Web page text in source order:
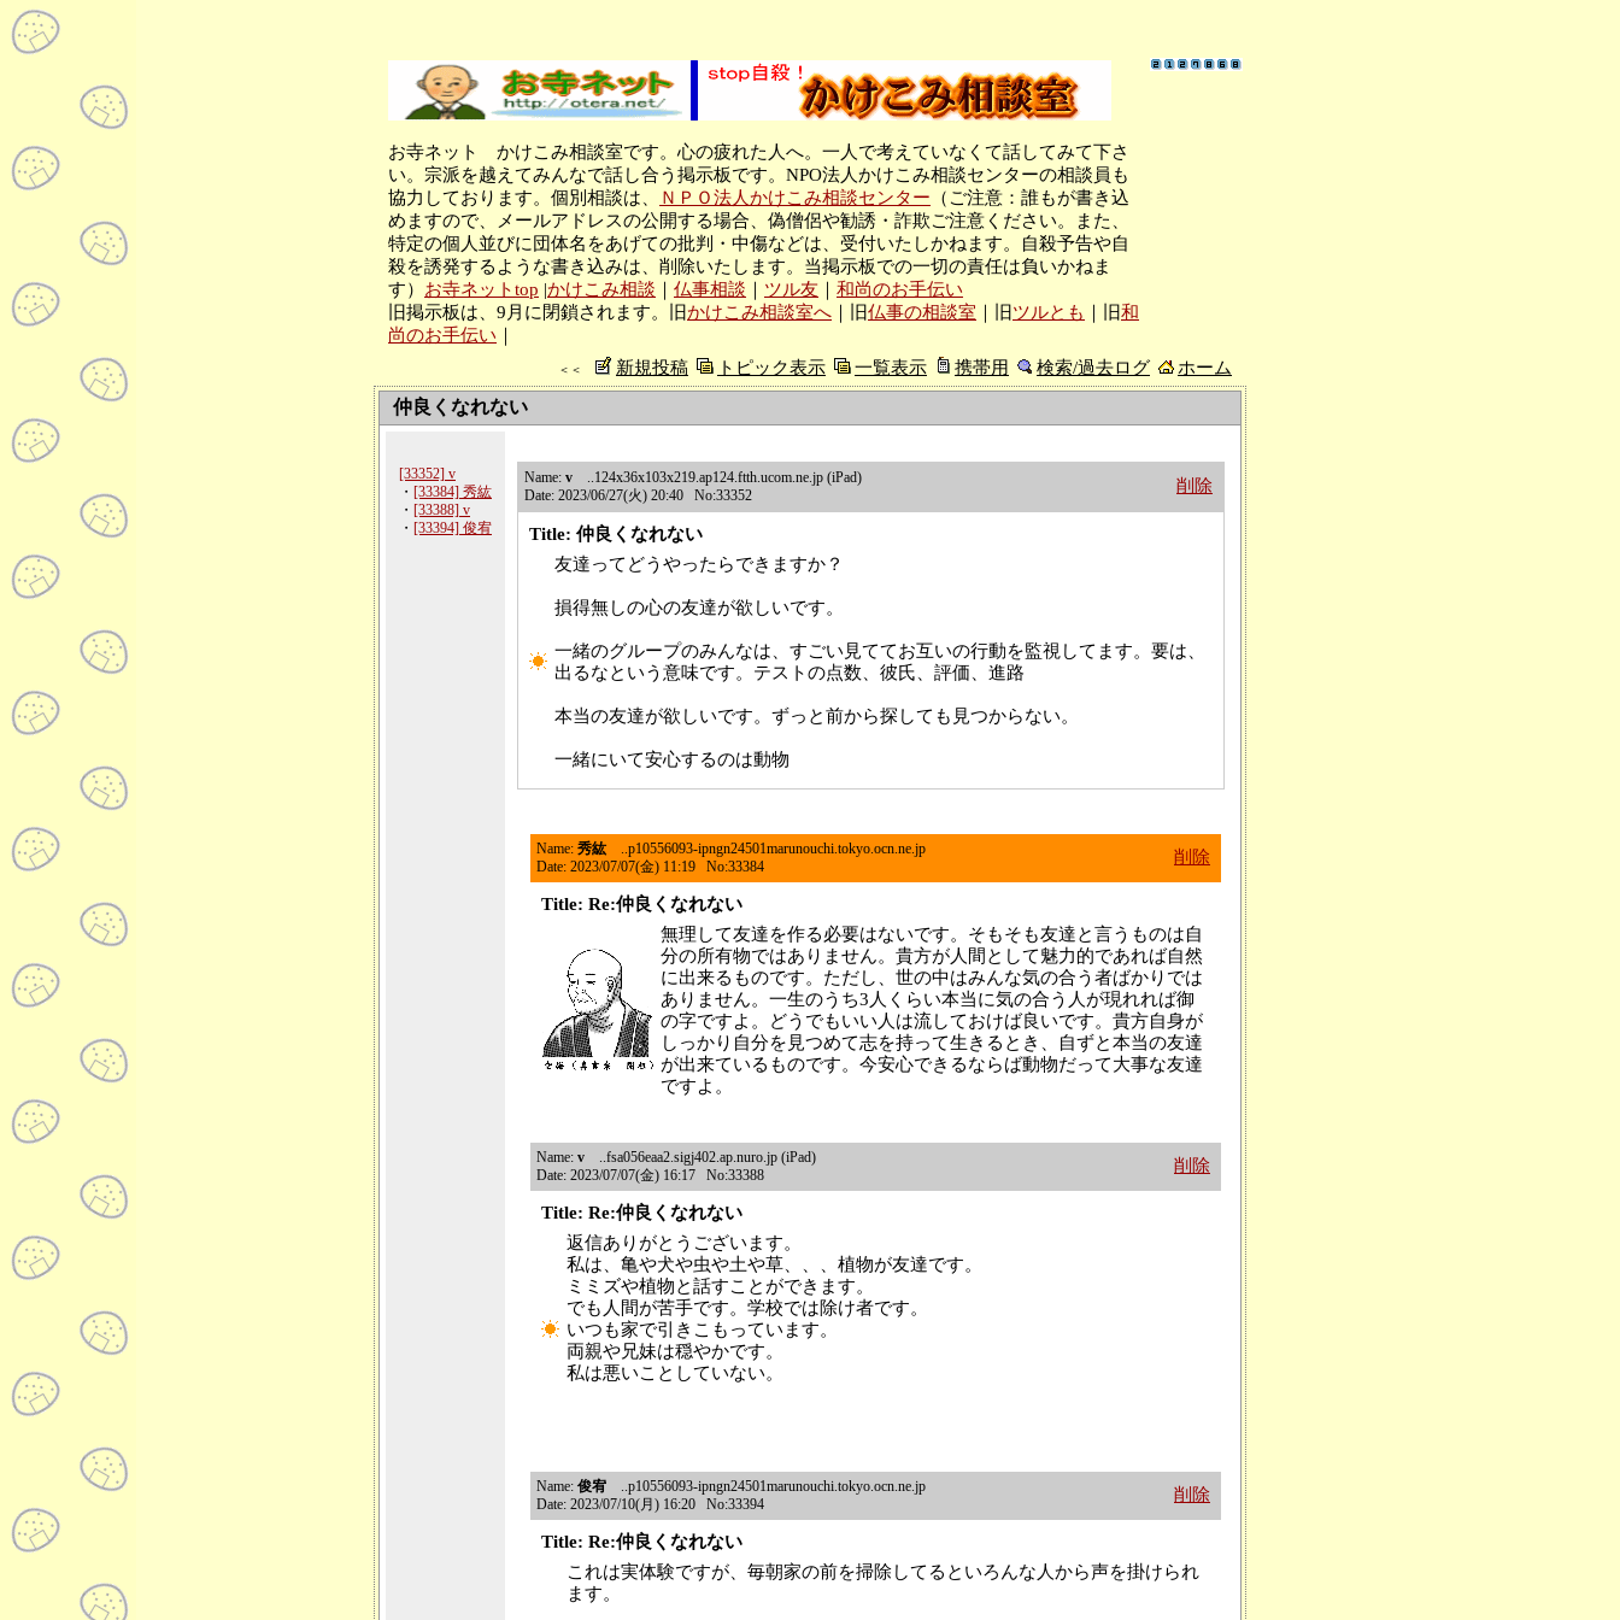
お寺ネット かけこみ相談室です。心の疲れた人へ。一人で考えていなくて話してみて下さ
い。宗派を越えてみんなで話し合う掲示板です。NPO法人かけこみ相談センターの相談員も
協力しております。個別相談は、
ＮＰＯ法人かけこみ相談センター （ご注意：誰もが書き込
めますので、メールアドレスの公開する場合、偽僧侶や勧誘・詐欺ご注意ください。また、
特定の個人並びに団体名をあげての批判・中傷などは、受付いたしかねます。自殺予告や自
殺を誘発するような書き込みは、削除いたします。当掲示板での一切の責任は負いかねま
す） お寺ネットtop |かけこみ相談 仏事相談 ツル友
和尚のお手伝い
旧掲示板は、9月に閉鎖されます。旧かけこみ相談室へ ｜旧仏事の相談室 ｜旧ツルとも ｜旧和
尚のお手伝い
＜＜ 新規投稿 トピック表示 一覧表示 携帯用 検索/過去ログ ホーム
仲良くなれない
[33352] v
・ [33384] 秀紘
・ [33388] v
・ [33394] 俊宥
Name: v ..124x36x103x219.ap124.ftth.ucom.ne.jp (iPad)
Date: 2023/06/27(火) 20:40 No:33352
削除
Title: 仲良くなれない
友達ってどうやったらできますか？
損得無しの心の友達が欲しいです。
一緒のグループのみんなは、すごい見ててお互いの行動を監視してます。要は、
出るなという意味です。テストの点数、彼氏、評価、進路
本当の友達が欲しいです。ずっと前から探しても見つからない。
一緒にいて安心するのは動物
Name: 秀紘 ..p10556093-ipngn24501marunouchi.tokyo.ocn.ne.jp
Date: 2023/07/07(金) 11:19 No:33384
削除
Title: Re:仲良くなれない
無理して友達を作る必要はないです。そもそも友達と言うものは自
分の所有物ではありません。貴方が人間として魅力的であれば自然
に出来るものです。ただし、世の中はみんな気の合う者ばかりでは
ありません。一生のうち3人くらい本当に気の合う人が現れれば御
の字ですよ。どうでもいい人は流しておけば良いです。貴方自身が
しっかり自分を見つめて志を持って生きるとき、自ずと本当の友達
が出来ているものです。今安心できるならば動物だって大事な友達
ですよ。
Name: v ..fsa056eaa2.sigj402.ap.nuro.jp (iPad)
Date: 2023/07/07(金) 16:17 No:33388
削除
Title: Re:仲良くなれない
返信ありがとうございます。
私は、亀や犬や虫や土や草、、、植物が友達です。
ミミズや植物と話すことができます。
でも人間が苦手です。学校では除け者です。
いつも家で引きこもっています。
両親や兄妹は穏やかです。
私は悪いことしていない。
Name: 俊宥 ..p10556093-ipngn24501marunouchi.tokyo.ocn.ne.jp
Date: 2023/07/10(月) 16:20 No:33394
削除
Title: Re:仲良くなれない
これは実体験ですが、毎朝家の前を掃除してるといろんな人から声を掛けられ
ます。